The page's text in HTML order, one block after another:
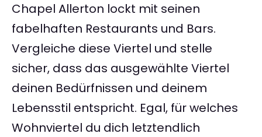
Chapel Allerton lockt mit seinen
fabelhaften Restaurants und Bars.
Vergleiche diese Viertel und stelle
sicher, dass das ausgewählte Viertel
deinen Bedürfnissen und deinem
Lebensstil entspricht. Egal, für welches
Wohnviertel du dich letztendlich